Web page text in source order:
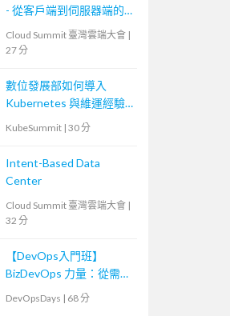
- 從客戶端到伺服器端的
負載平衡解決方案
Cloud Summit 臺灣雲端大會 |
27 分
數位發展部如何導入
Kubernetes 與維運經驗
KubeSummit | 30 分
Intent-Based Data
Center
Cloud Summit 臺灣雲端大會 |
32 分
【DevOps入門班】
BizDevOps 力量：從需求
轉換到團隊內外溝通
DevOpsDays | 68 分